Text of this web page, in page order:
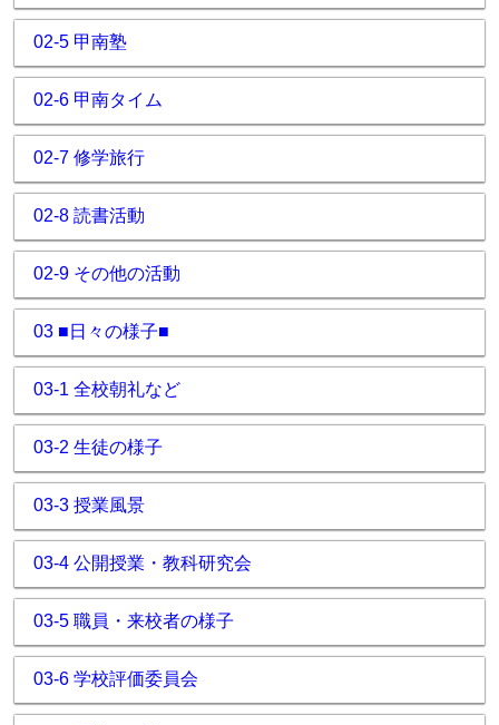
02-5 甲南塾
02-6 甲南タイム
02-7 修学旅行
02-8 読書活動
02-9 その他の活動
03 ■日々の様子■
03-1 全校朝礼など
03-2 生徒の様子
03-3 授業風景
03-4 公開授業・教科研究会
03-5 職員・来校者の様子
03-6 学校評価委員会